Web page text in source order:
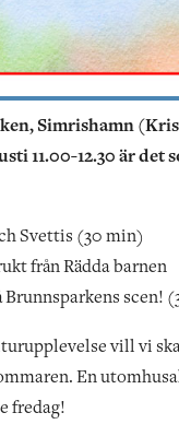
Simrishamn
11.00-12.30 är
Svettis (30 min)
från Rädda barnen
scen!
vill vi
En
fredag!